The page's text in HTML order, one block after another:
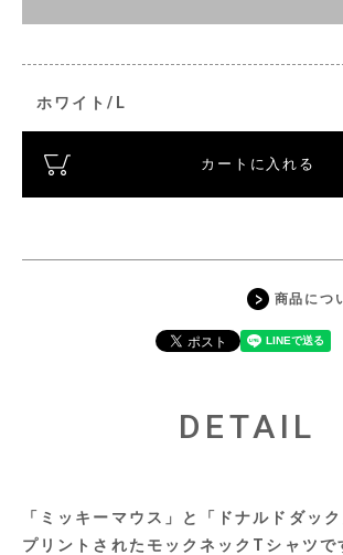
ホワイト/L
カートに入れる
商品につ
DETAIL
「ミッキーマウス」と「ドナルドダッ
プリントされたモックネックTシャツで